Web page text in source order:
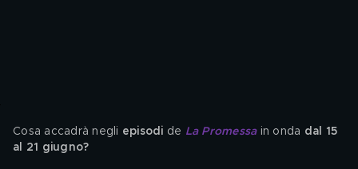
Cosa accadrà negli episodi de La Promessa in onda dal 15
al 21 giugno?